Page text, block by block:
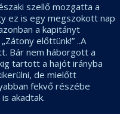
szellő mozgatta a
ez is egy megszokott nap
a kapitányt
előttünk!” ..A
Bár nem háborgott a
tartott a hajót irányba
de mielőtt
fekvő részébe
akadtak.